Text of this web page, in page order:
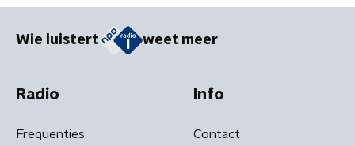
Wie luistert weet meer
Radio
Frequenties
Info
Contact